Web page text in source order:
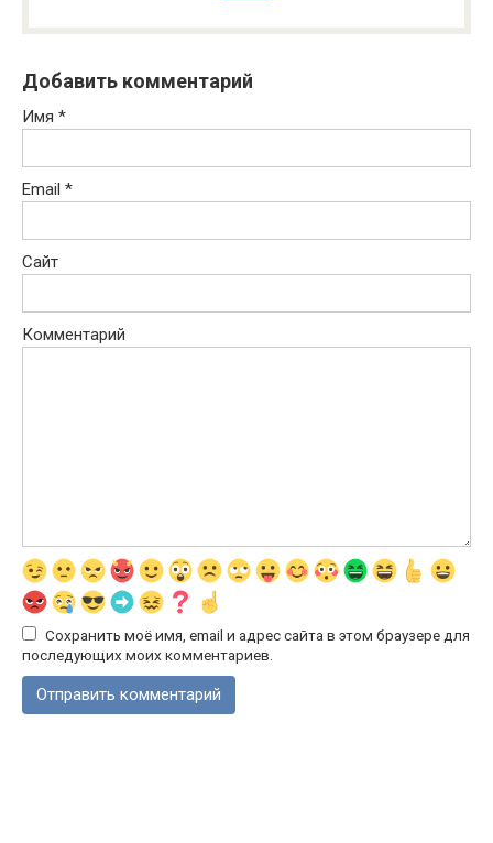
Добавить комментарий
Имя *
Email *
Сайт
Комментарий
Сохранить моё имя, email и адрес сайта в этом браузере для
последующих моих комментариев.